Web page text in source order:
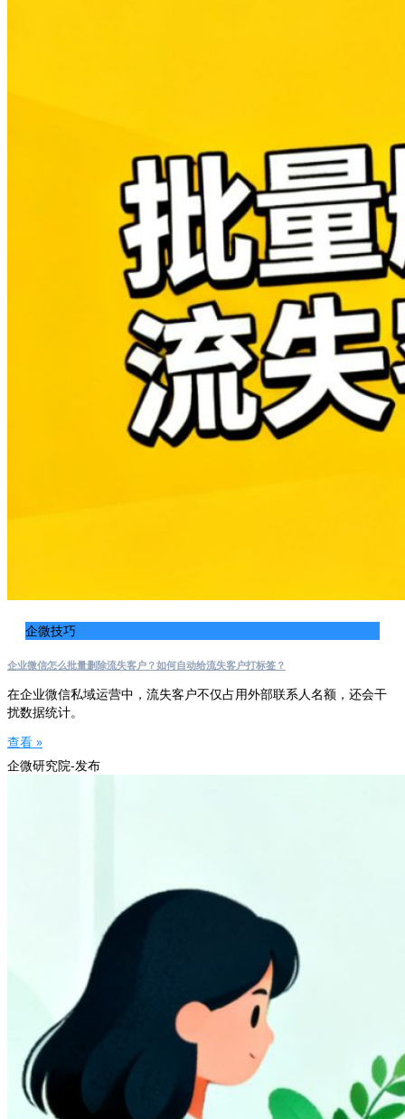
企微技巧
企业微信怎么批量删除流失客户？如何自动给流失客户打标签？
在企业微信私域运营中，流失客户不仅占用外部联系人名额，还会干
扰数据统计。
查看 »
企微研究院-发布